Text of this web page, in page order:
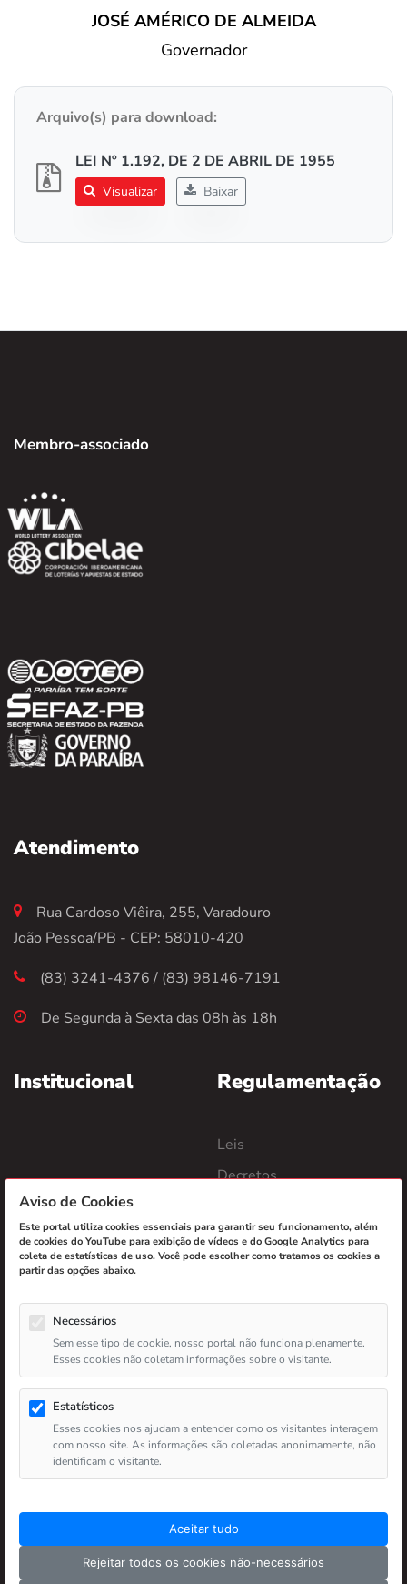
JOSÉ AMÉRICO DE ALMEIDA
Governador
Arquivo(s) para download:
LEI Nº 1.192, DE 2 DE ABRIL DE 1955
Visualizar Baixar
Membro-associado
Atendimento
Rua Cardoso Viêira, 255, Varadouro
João Pessoa/PB - CEP: 58010-420
(83) 3241-4376 / (83) 98146-7191
De Segunda à Sexta das 08h às 18h
Institucional Regulamentação
Leis
Decretos
Termos de Cooperação
Autorizados
Loteria Instantânea
Aposta de Quota Fixa
Passiva
Contatos
Ouvidoria Lotep
2026 LOTEP - Loteria do Estado da Paraíba.
Todos os direitos reservados.
Aviso de Cookies
Este portal utiliza cookies essenciais para garantir seu funcionamento, além
de cookies do YouTube para exibição de vídeos e do Google Analytics para
coleta de estatísticas de uso. Você pode escolher como tratamos os cookies a
partir das opções abaixo.
Necessários
Sem esse tipo de cookie, nosso portal não funciona plenamente.
Esses cookies não coletam informações sobre o visitante.
Estatísticos
Esses cookies nos ajudam a entender como os visitantes interagem
com nosso site. As informações são coletadas anonimamente, não
identificam o visitante.
Aceitar tudo
Rejeitar todos os cookies não-necessários